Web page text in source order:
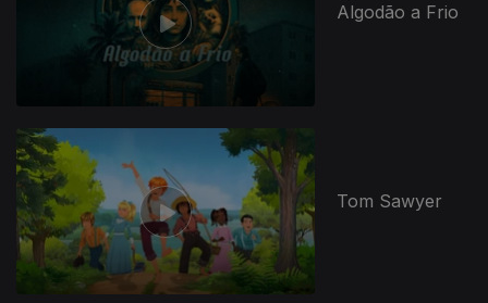
Algodão a Frio
Tom Sawyer